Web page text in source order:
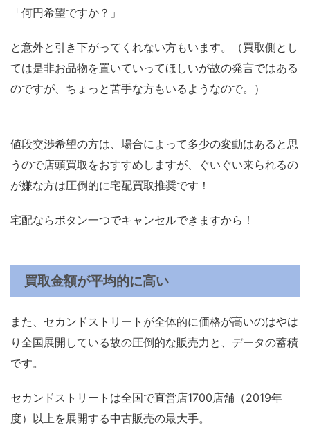
「何円希望ですか？」
と意外と引き下がってくれない方もいます。（買取側とし
ては是非お品物を置いていってほしいが故の発言ではある
のですが、ちょっと苦手な方もいるようなので。）
値段交渉希望の方は、場合によって多少の変動はあると思
うので店頭買取をおすすめしますが、ぐいぐい来られるの
が嫌な方は圧倒的に宅配買取推奨です！
宅配ならボタン一つでキャンセルできますから！
買取金額が平均的に高い
また、セカンドストリートが全体的に価格が高いのはやは
り全国展開している故の圧倒的な販売力と、データの蓄積
です。
セカンドストリートは全国で直営店1700店舗（2019年
度）以上を展開する中古販売の最大手。